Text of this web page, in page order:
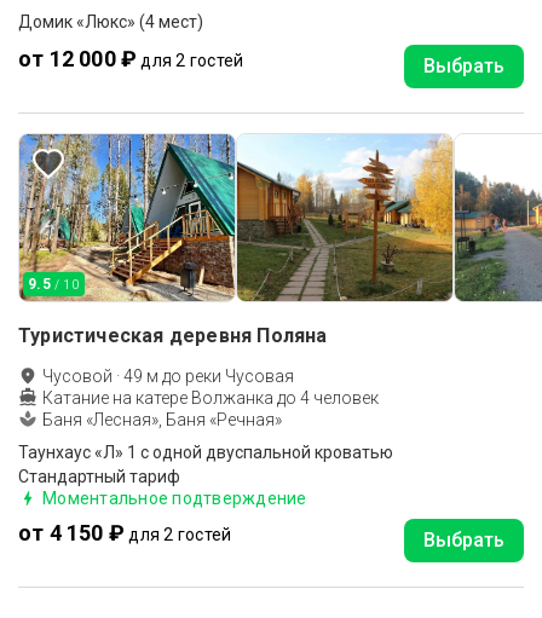
Домик «Люкс» (4 мест)
от 12 000 ₽ для 2 гостей Выбрать
9.5 / 10
Туристическая деревня Поляна
Чусовой ·49 м до реки Чусовая
Катание на катере Волжанка до 4 человек
Баня «Лесная», Баня «Речная»
Таунхаус «Л» 1 с одной двуспальной кроватью
Стандартный тариф
Моментальное подтверждение
от 4 150 ₽ для 2 гостей Выбрать